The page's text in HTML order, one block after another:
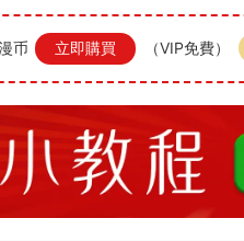
币 立即購買 （VIP免費）